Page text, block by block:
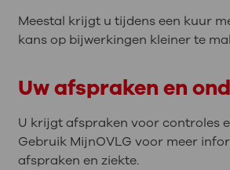
Meestal krijgt u tijdens een kuur
kans op bijwerkingen kleiner te
Uw afspraken en
U krijgt afspraken voor controles
Gebruik MijnOVLG voor meer
afspraken en ziekte.